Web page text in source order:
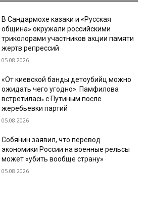
В Сандармохе казаки и «Русская
община» окружали российскими
триколорами участников акции памяти
жертв репрессий
05.08.2026
«От киевской банды детоубийц можно
ожидать чего угодно». Памфилова
встретилась с Путиным после
жеребьевки партий
05.08.2026
Собянин заявил, что перевод
экономики России на военные рельсы
может «убить вообще страну»
05.08.2026